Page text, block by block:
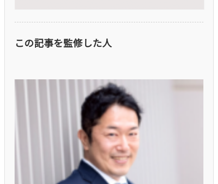
この記事を監修した人